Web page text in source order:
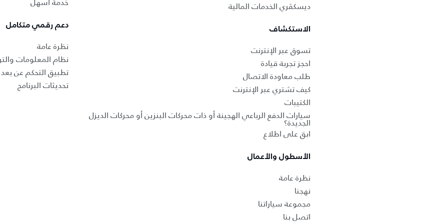
ديسكڤري الخدمات المالية
الاستكشاف
تسوق عبر الإنترنت
احجز تجربة قيادة
طلب معاودة الاتصال
كيف تشتري عبر الإنترنت
الكتيبات
سيارات الدفع الرباعي الهجينة أو ذات محركات البنزين أو محركات الديزل
الجديدة؟
ابق على اطلاع
الأسطول والأعمال
نظرة عامة
نهجنا
مجموعة سياراتنا
اتصل بنا
دعم رقمي متكامل
نظرة عامة
نظام المعلومات
تطبيق التحكم عن بعد
تحديثات البرنامج